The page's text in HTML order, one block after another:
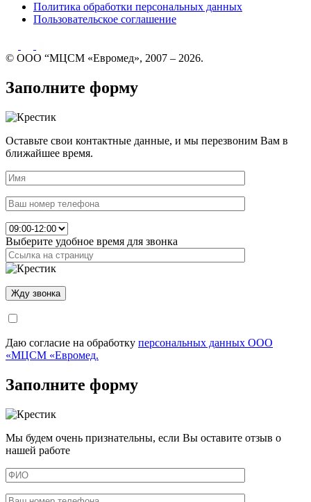
Политика обработки персональных данных
Пользовательское соглашение
© ООО “МЦСМ «Евромед», 2007 – 2026.
Заполните форму
Оставьте свои контактные данные, и мы перезвоним Вам в
ближайшее время.
Выберите удобное время для звонка
Даю согласие на обработку персональных данных ООО
«МЦСМ «Евромед.
Заполните форму
Мы будем очень признательны, если Вы оставите отзыв о
нашей работе